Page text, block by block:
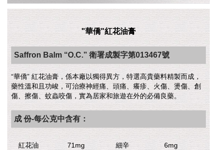
"華僑"紅花油膏
Saffron Balm “O.C.” 衛署成製字第013467號
“華僑” 紅花油膏，係本廠以獨得異方，特選高貴藥料精製而成，
藥性溫和且功峻，可治療神經痛、頭痛、癢疹、火傷、燙傷、創
傷、擦傷、蚊蟲咬傷，實為居家和旅遊在外的必備良藥。
成 份-每公克中含有：
紅花油 71mg 細辛 6mg